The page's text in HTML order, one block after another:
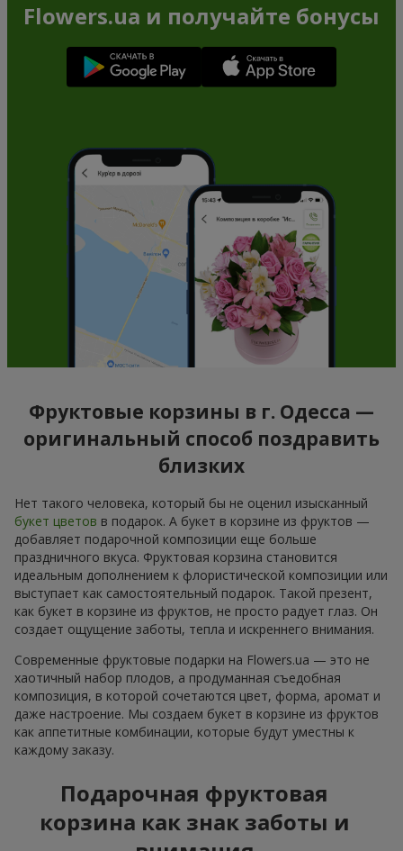
Flowers.ua и получайте бонусы
Фруктовые корзины в г. Одесса —
оригинальный способ поздравить
близких
Нет такого человека, который бы не оценил изысканный
букет цветов в подарок. А букет в корзине из фруктов —
добавляет подарочной композиции еще больше
праздничного вкуса. Фруктовая корзина становится
идеальным дополнением к флористической композиции или
выступает как самостоятельный подарок. Такой презент,
как букет в корзине из фруктов, не просто радует глаз. Он
создает ощущение заботы, тепла и искреннего внимания.
Современные фруктовые подарки на Flowers.ua — это не
хаотичный набор плодов, а продуманная съедобная
композиция, в которой сочетаются цвет, форма, аромат и
даже настроение. Мы создаем букет в корзине из фруктов
как аппетитные комбинации, которые будут уместны к
каждому заказу.
Подарочная фруктовая
корзина как знак заботы и